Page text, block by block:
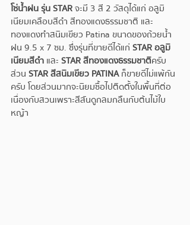
โซ่น้ำฝน รุ่น STAR จะมี 3 สี 2 วัสดุได้แก่ อลูมิ
เนียมเคลือบสีดำ สีทองแดงธรรมชาติ และ
ทองแดงทำสนิมเขียว Patina ขนาดของถ้วยน้ำ
ฝน 9.5 x 7 ซม. ซึ่งรุ่นที่ขายดีได้แก่ STAR อลูมิ
เนียมสีดำ และ STAR สีทองแดง​ธรรมชาติครับ
ส่วน STAR สีสนิมเขียว PATINA ก็ขายดีไม่แพ้กัน
ครับ โดยส่วนมากจะนิยมซื้อไปติดตั้งในพื้นที่ต่อ
เนื่องกับสวนเพราะสีสันดูกลมกลืนกับต้นไม้ใบ
หญ้า